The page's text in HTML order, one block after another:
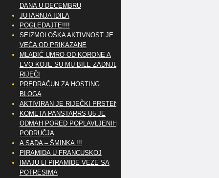
DANA U DECEMBRU
JUTARNJA IDILA
POGLEDAJTE!!!!
SEIZMOLOŠKA AKTIVNOST JE
VEĆA OD PRIKAZANE
MLADIĆ UMRO OD KORONE A
EVO KOJE SU MU BILE ZADNJE
RIJEČI
PREDRAČUN ZA HOSTING
BLOGA
AKTIVIRAN JE RIJEČKI PRSTEN
KOMETA PANSTARRS U5 JE
ODMAH PORED POPLAVLJENIH
PODRUČJA
A SADA – ŠMINKA !!!
PIRAMIDA U FRANCUSKOJ
IMAJU LI PIRAMIDE VEZE SA
POTRESIMA